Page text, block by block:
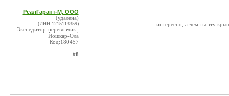
РеалГарант-М, ООО
(удалена)
(ИНН:1215113359)
Экспедитор-перевозчик ,
Йошкар-Ола
Код:180457
#8
интересно, а чем ты эту